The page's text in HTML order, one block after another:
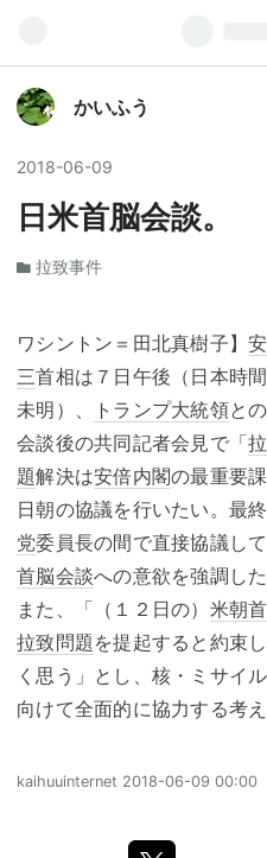
かいふう
2018-06-09
日米首脳会談。
拉致事件
ワシントン＝田北真樹子】
三首相は７日午後（日本時
未明）、
トランプ大統領と
会談後の共同記者会見で「
題解決は安倍内閣の最重要
日朝の協議を行いたい。最
党委員長の間で直接協議し
首脳会談への意欲を強調した
また、「（１２日の） 米朝
拉致問題を提起すると約束
く思う」とし、核・ミサイル
向けて全面的に協力する考
kaihuuinternet 2018-06-09 00:00